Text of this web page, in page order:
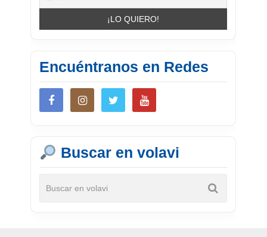
Encuéntranos en Redes
Buscar en volavi